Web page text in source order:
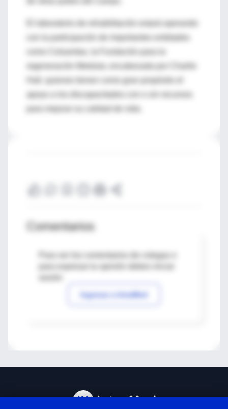
con la participación de importantes entidades
regeneración Medular, encabezada por Charlie
apoyo a los discapacitados con o sin recursos
Comentarios
Para ver los comentarios de colegas o
Ingresar a IntraMed